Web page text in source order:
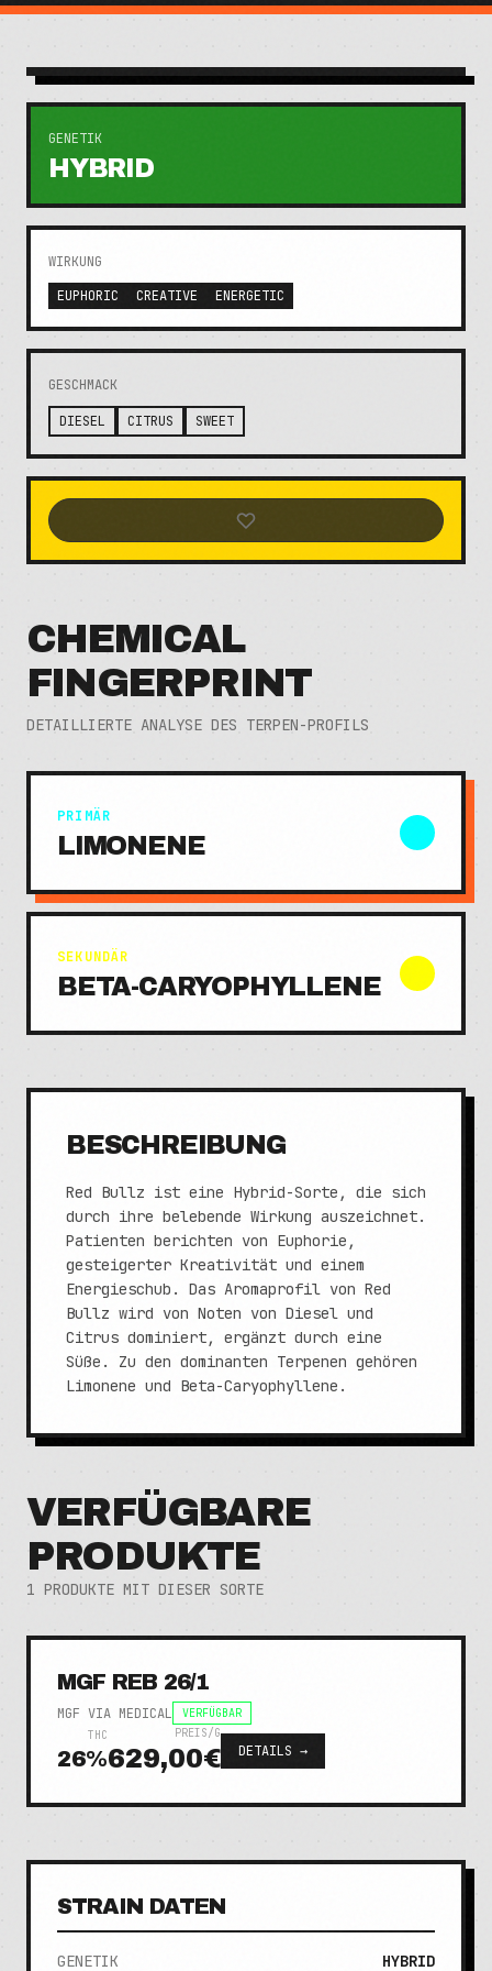
GENETIK
HYBRID
WIRKUNG
EUPHORIC
CREATIVE ENERGETIC
GESCHMACK
DIESEL CITRUS SWEET
CHEMICAL
FINGERPRINT
DETAILLIERTE ANALYSE DES TERPEN-PROFILS
PRIMÄR
LIMONENE
SEKUNDÄR
BETA-CARYOPHYLLENE
BESCHREIBUNG
Red Bullz ist eine Hybrid-Sorte, die sich
durch ihre belebende Wirkung auszeichnet.
Patienten berichten von Euphorie,
gesteigerter Kreativität und einem
Energieschub. Das Aromaprofil von Red
Bullz wird von Noten von Diesel und
Citrus dominiert, ergänzt durch eine
Süße. Zu den dominanten Terpenen gehören
Limonene und Beta-Caryophyllene.
VERFÜGBARE
PRODUKTE
1 PRODUKTE MIT DIESER SORTE
MGF REB 26/1
MGF VIA MEDICAL
VERFÜGBAR
THC
26%
PREIS/G
629,00€ DETAILS →
STRAIN DATEN
GENETIK HYBRID